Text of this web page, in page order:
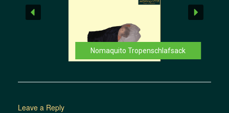
Nomaquito Tropenschlafsack
Leave a Reply